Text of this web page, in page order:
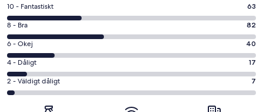
10
-
Fantastiskt
i
betyg.
63
av
209
recensioner
10 - Fantastiskt 63
8
-
Bra
i
betyg.
82
8 - Bra 82
6
-
Okej
i
betyg.
6 - Okej 40
4
-
Dåligt
4 - Dåligt 17
2
-
2 - Väldigt dåligt 7